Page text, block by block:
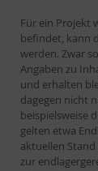
Für ein Projekt
befindet, kann
werden. Zwar
Angaben zu
und erhalten
dagegen nicht
beispielsweise
gelten etwa
aktuellen
zur